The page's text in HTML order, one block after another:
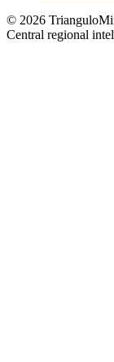
© 2026
Central regional